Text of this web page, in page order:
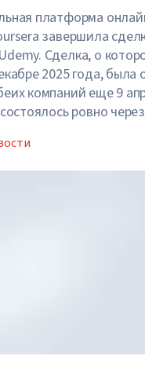
платформа
завершила
Сделка, о
2025 года, была
компаний еще 9
ровно